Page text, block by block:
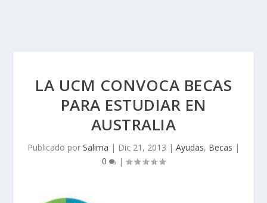
LA UCM CONVOCA BECAS
PARA ESTUDIAR EN
AUSTRALIA
Publicado por Salima | Dic 21, 2013 | Ayudas, Becas |
0
|